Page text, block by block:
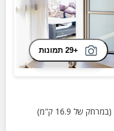
+29 תמונות
(במרחק של 16.9 ק"מ)